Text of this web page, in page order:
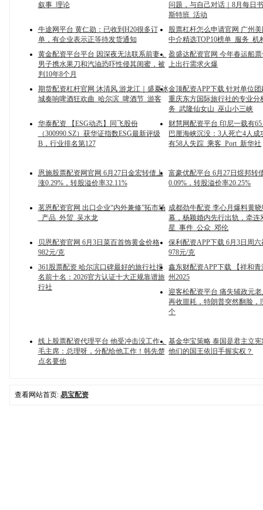
叙事_理论
问题，与自己对话｜8月每日
斯特班_活动
牛途网平台 黄仁勋：已收到H20很多订
单，有企业表示正等待发货通知
股票杠杆怎么申请官网 广州
中介精选TOP10榜单_服务_机
黄金配资平台平台 因深夜无法联系前妻，
男子携水果刀和汽油恐吓性侵其闺蜜，被
判10年8个月
盈盛达配资官网 今年春运船
上出行需求火爆
期货配资杠杆官网 沐清风 游龙江｜盛夏冰
城奏响啤酒狂欢曲_哈尔滨_啤酒节_游客
金顶配资APP下载 针对单位
重庆东方国际旅行社的专业分
务_武隆仙女山_巫山小三峡
华泰配资 【ESG动态】同飞股份
（300990.SZ）获华证指数ESG最新评级
B，行业排名第127
财慧网配资平台 印尼一载有
巴厘海峡沉没：3人死亡4人成
有58人失踪_乘客_Port_新华社
恩施股票配资网官网 6月27日金宏转债上
涨0.29%，转股溢价率32.11%
富豪优配平台 6月27日煜邦转
0.09%，转股溢价率20.25%
茗恩配资官网 出口企业“内外兼修”拓市场
_产品_外贸_吴水龙
成都劲牛配资 李心月爆料黄
幕，杨颖婚内先行出轨，牵连
星_事件_公众_邓伦
贝恩配资官网 6月3日菜百首饰黄金价格
982元/克
保利配资APP下载 6月3日周
978元/克
361股票配资 哈尔滨口碑最好的旅行社排
名前十名：2026官方认证十大正规靠谱旅
行社
鑫东财配资APP下载 【祥和
州2025
迎客松配资平台 痛失辅政元
再收噩耗，特朗普突然翻脸，
个
线上股票配资代理平台 他受冲击没工作，
毛主席：总理呀，分配给他工作！韩先楚
点名要他
基金华宝策略 泰国是君主立
他们的国王依旧手握实权？
查看网站首页: 易宝配资